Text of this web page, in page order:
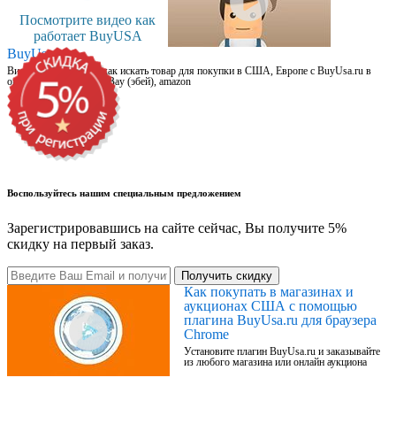
Посмотрите видео как
работает BuyUSA
BuyUsa.ru
Видео для новичков: как искать товар для покупки в США, Европе с BuyUsa.ru в
онлайн магазинах, на eBay (эбей), amazon
Воспользуйтесь нашим специальным предложением
Зарегистрировавшись на сайте сейчас, Вы получите 5%
скидку на первый заказ.
Получить скидку
Как покупать в магазинах и
аукционах США с помощью
плагина BuyUsa.ru для браузера
Chrome
Установите плагин BuyUsa.ru и заказывайте
из любого магазина или онлайн аукциона